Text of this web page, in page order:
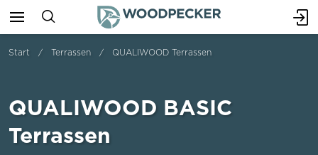
Start Terrassen QUALIWOOD Terrassen
QUALIWOOD BASIC
Terrassen